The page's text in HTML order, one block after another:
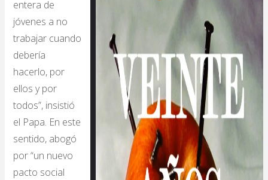
entera de
jóvenes a no
trabajar cuando
debería
hacerlo, por
ellos y por
todos”, insistió
el Papa. En este
sentido, abogó
por “un nuevo
pacto social